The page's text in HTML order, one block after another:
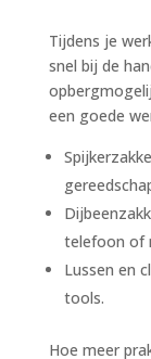
Tijdens je
snel bij de
een goede
telefoon of
Lussen en
tools.
Hoe meer